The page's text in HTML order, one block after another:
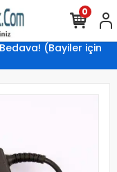
(Bayiler için
0